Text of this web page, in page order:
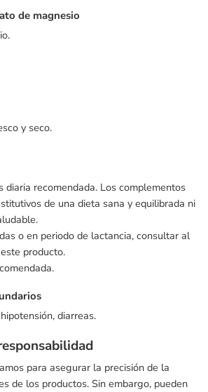
de magnesio
y seco.
diaria recomendada. Los complementos
de una dieta sana y equilibrada ni
o en periodo de lactancia, consultar al
producto.
diarreas.
para asegurar la precisión de la
de los productos. Sin embargo, pueden